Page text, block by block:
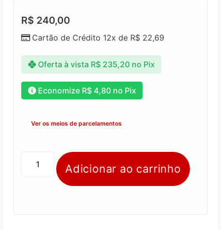
R$ 240,00
Cartão de Crédito 12x de R$ 22,69
Oferta à vista R$235,20 no Pix
Economize R$4,80no Pix
Ver os meios de parcelamentos
Adicionar ao carrinho